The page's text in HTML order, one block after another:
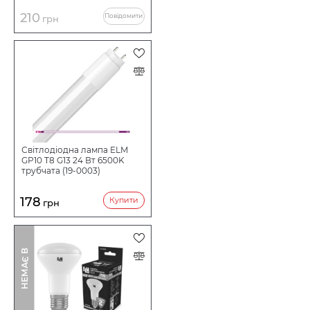
210 грн Повідомити
Світлодіодна лампа ELM
GP10 T8 G13 24 Вт 6500K
трубчата (19-0003)
178 грн Купити
Н
Е
М
А
Є
В
Н
А
Я
В
Н
О
С
Т І